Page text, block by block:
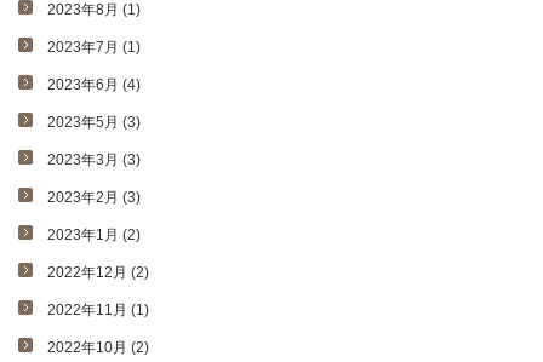
2023年8月 (1)
2023年7月 (1)
2023年6月 (4)
2023年5月 (3)
2023年3月 (3)
2023年2月 (3)
2023年1月 (2)
2022年12月 (2)
2022年11月 (1)
2022年10月 (2)